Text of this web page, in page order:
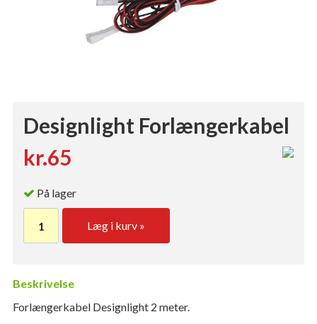
Designlight Forlængerkabel
kr.65
På lager
Læg i kurv »
Beskrivelse
Forlængerkabel Designlight 2 meter.